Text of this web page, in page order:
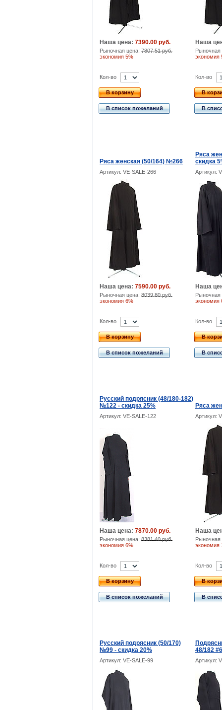
Наша цена: 7390.00 руб.
Рыночная цена: 7807.51 руб.
экономия 5%
Наша
экономия
Кол-во
В корзину
В список пожеланий
Кол-во
В
В
Ряса женская (50/164) №266
Ряса
скидка
Артикул: VE-SALE-266 Артикул:
Наша цена: 7590.00 руб.
Рыночная цена: 8039.80 руб.
экономия 6%
Наша
экономия
Кол-во
В корзину
В список пожеланий
Кол-во
В
В
Русский подрясник (48/180-182)
№122 - скидка 25%
Ряса
Артикул: VE-SALE-122 Артикул:
Наша цена: 7870.00 руб.
Рыночная цена: 8381.40 руб.
экономия 6%
Наша
экономия
Кол-во
В корзину
В список пожеланий
Кол-во
В
В
Русский подрясник (50/170)
№99 - скидка 20%
48/182
Артикул: VE-SALE-99 Артикул: